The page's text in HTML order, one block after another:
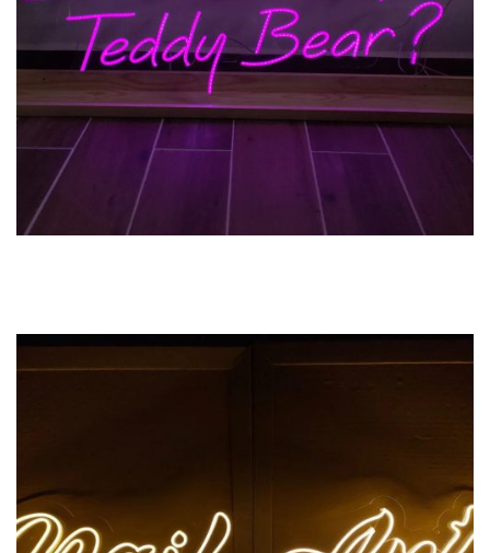
Previous
Next